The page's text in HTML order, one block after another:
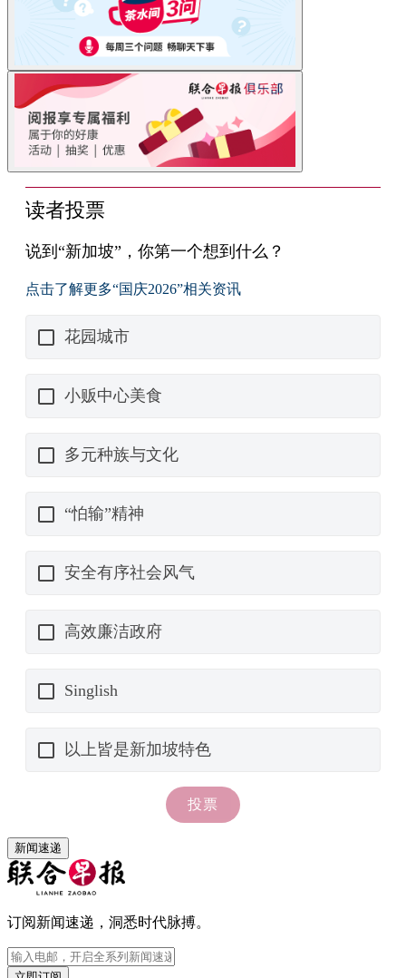
新闻速递
订阅新闻速递，洞悉时代脉搏。